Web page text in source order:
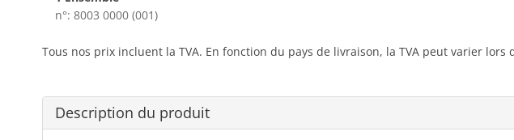
n°: 8003 0000 (001)
Tous nos prix incluent la TVA. En fonction du pays de livraison, la TVA peut varier lors
Description du produit